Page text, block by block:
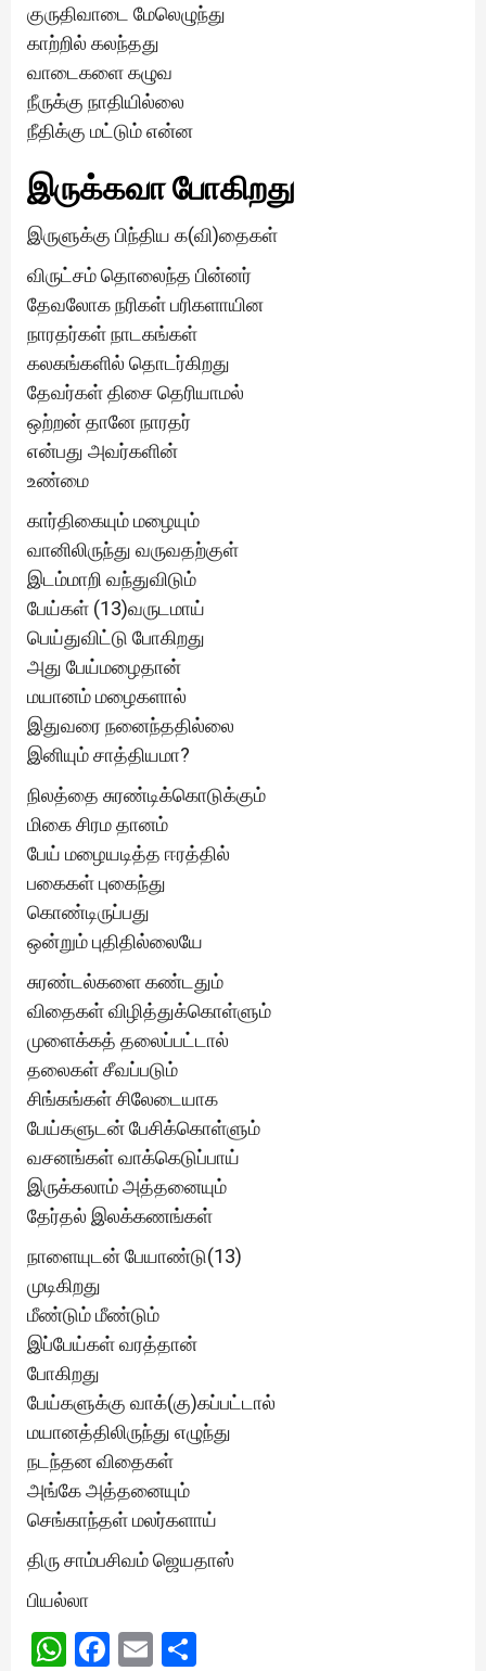
குருதிவாடை மேலெழுந்து
காற்றில் கலந்தது
வாடைகளை கழுவ
நீருக்கு நாதியில்லை
நீதிக்கு மட்டும் என்ன
இருக்கவா போகிறது
இருளுக்கு பிந்திய க(வி)தைகள்
விருட்சம் தொலைந்த பின்னர்
தேவலோக நரிகள் பரிகளாயின
நாரதர்கள் நாடகங்கள்
கலகங்களில் தொடர்கிறது
தேவர்கள் திசை தெரியாமல்
ஒற்றன் தானே நாரதர்
என்பது அவர்களின்
உண்மை
கார்திகையும் மழையும்
வானிலிருந்து வருவதற்குள்
இடம்மாறி வந்துவிடும்
பேய்கள் (13)வருடமாய்
பெய்துவிட்டு போகிறது
அது பேய்மழைதான்
மயானம் மழைகளால்
இதுவரை நனைந்ததில்லை
இனியும் சாத்தியமா?
நிலத்தை சுரண்டிக்கொடுக்கும்
மிகை சிரம தானம்
பேய் மழையடித்த ஈரத்தில்
பகைகள் புகைந்து
கொண்டிருப்பது
ஒன்றும் புதிதில்லையே
சுரண்டல்களை கண்டதும்
விதைகள் விழித்துக்கொள்ளும்
முளைக்கத் தலைப்பட்டால்
தலைகள் சீவப்படும்
சிங்கங்கள் சிலேடையாக
பேய்களுடன் பேசிக்கொள்ளும்
வசனங்கள் வாக்கெடுப்பாய்
இருக்கலாம் அத்தனையும்
தேர்தல் இலக்கணங்கள்
நாளையுடன் பேயாண்டு(13)
முடிகிறது
மீண்டும் மீண்டும்
இப்பேய்கள் வரத்தான்
போகிறது
பேய்களுக்கு வாக்(கு)கப்பட்டால்
மயானத்திலிருந்து எழுந்து
நடந்தன விதைகள்
அங்கே அத்தனையும்
செங்காந்தள் மலர்களாய்
திரு சாம்பசிவம் ஜெயதாஸ்
பியல்லா
WhatsApp
Facebook
Email